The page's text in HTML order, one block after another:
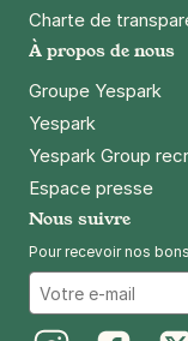
Charte de
À propos de nous
Groupe Yespark
Yespark
Yespark Group
Espace presse
Nous suivre
Pour recevoir nos